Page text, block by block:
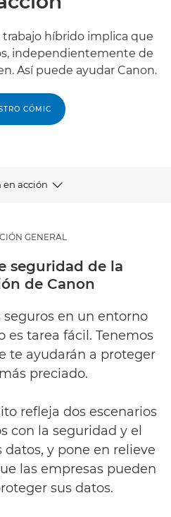
híbrido implica que
independientemente de
Así puede ayudar Canon.
CÓMIC
acción
GENERAL
seguridad de la
de Canon
en un entorno
es tarea fácil. Tenemos
te ayudarán a proteger
preciado.
refleja dos escenarios
con la seguridad y el
y pone en relieve
las empresas pueden
sus datos.